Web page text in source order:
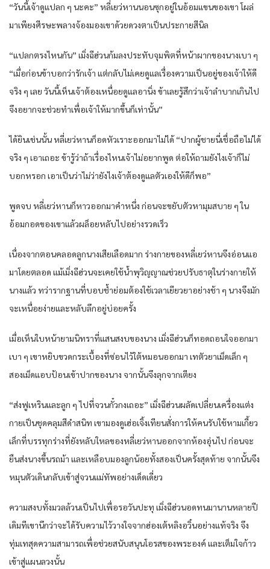
“วันนี้เจ้าดูแปลก ๆ นะคะ” หลี่เยว่หานนอนซุกอยู่ในอ้อมแขนของเขา โผล่
มาเพียงศีรษะพลางจ้องมองเขาด้วยดวงตาเป็นประกายสีนิล
“แปลกตรงไหนกัน” เมิ่งฉีฮ่วนก้มลงประทับจุมพิตที่หน้าผากของนางเบา ๆ
“เมื่อก่อนข้าบอกว่ารักเจ้า แต่กลับไม่เคยดูแลเรื่องความเป็นอยู่ของเจ้าให้ดี
จริง ๆ เลย วันนี้เห็นเจ้าต้องเหนื่อยดูแลอานิ่ง ข้าเลยรู้สึกว่าเจ้าลำบากเกินไป
จึงอยากจะช่วยทำเพื่อเจ้าให้มากขึ้นก็เท่านั้น”
ได้ยินเช่นนั้น หลี่เยว่หานก็อดหัวเราะออกมาไม่ได้ “ปากผู้ชายนี่เชื่อถือไม่ได้
จริง ๆ เอาเถอะ ข้ารู้ว่าถ้าเรื่องไหนเจ้าไม่อยากพูด ต่อให้ถามยังไงเจ้าก็ไม่
บอกหรอก เอาเป็นว่าไม่ว่ายังไงเจ้าต้องดูแลตัวเองให้ดีก็พอ”
พูดจบ หลี่เยว่หานก็หาวออกมาคำหนึ่ง ก่อนจะขยับตัวหามุมสบาย ๆ ใน
อ้อมกอดของเขาแล้วผล็อยหลับไปอย่างรวดเร็ว
เนื่องจากตอนคลอดลูกนางเสียเลือดมาก ร่างกายของหลี่เยว่หานจึงอ่อนแอ
มาโดยตลอด แม้เมิ่งฉีฮ่วนจะเคยใช้น้ำพุวิญญาณช่วยปรับธาตุในร่างกายให้
นางแล้ว ทว่ารากฐานที่บอบช้ำย่อมต้องใช้เวลาเยียวยาอย่างช้า ๆ นางจึงมัก
จะเหนื่อยง่ายและหลับลึกอยู่บ่อยครั้ง
เมื่อเห็นใบหน้ายามนิทราที่แสนสงบของนาง เมิ่งฉีฮ่วนก็ทอดถอนใจออกมา
เบา ๆ เขาหยิบขวดกระเบื้องที่ซ่อนไว้ใต้หมอนออกมา เทตัวยาเม็ดเล็ก ๆ
สองเม็ดแอบป้อนเข้าปากของนาง จากนั้นจึงลุกจากเตียง
“ส่งฟูเหรินและลูก ๆ ไปที่จวนกั๋วกงเถอะ” เมิ่งฉีฮ่วนผลัดเปลี่ยนเครื่องแต่ง
กายเป็นชุดคลุมสีดำสนิท เขามองดูเฮ่อเจิ้งเทียนสั่งการให้คนรับใช้หามเกี้ยว
เล็กที่บรรทุกร่างที่ยังหลับใหลของหลี่เยว่หานออกจากห้องอุ่นไป ก่อนจะ
ยืนส่งนางขึ้นรถม้า และเหลือบมองลูกน้อยทั้งสองเป็นครั้งสุดท้าย จากนั้นจึง
หมุนตัวเดินกลับเข้าสู่จวนแม่ทัพอย่างเด็ดเดี่ยว
ความสงบทั้งมวลล้วนเป็นไปเพื่อรอวันปะทุ เมิ่งฉีฮ่วนอดทนมานานหลายปี
เดิมทีเขานึกว่าจะได้รับความไว้วางใจจากฮ่องเต้หลิงอวิ๋นอย่างแท้จริง จึง
ทุ่มเทสุดความสามารถเพื่อช่วยสนับสนุนโอรสของพระองค์ และเต็มใจก้าว
เข้าสู่แผนลวงนั้น